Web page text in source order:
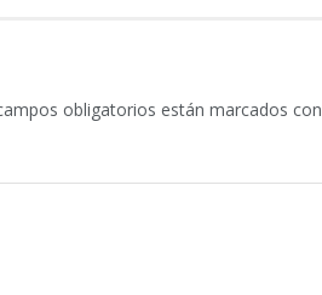
obligatorios están marcados con